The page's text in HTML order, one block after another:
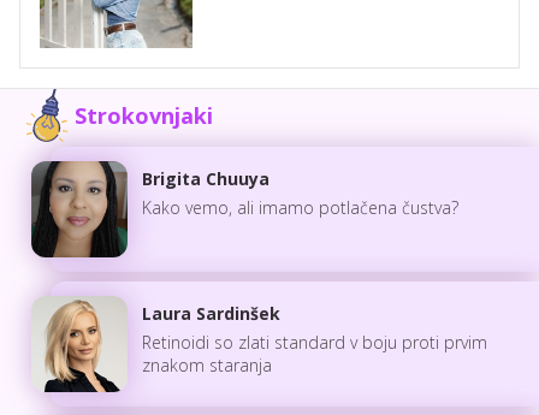
Strokovnjaki
Brigita Chuuya
Kako vemo, ali imamo potlačena čustva?
Laura Sardinšek
Retinoidi so zlati standard v boju proti prvim
znakom staranja